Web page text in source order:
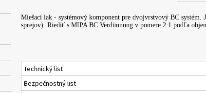
Miešací lak - systémový komponent pre dvojvrstvový BC
sprejov). Riediť s MIPA BC Verdünnung v pomere 2:1 podľa
Technický list
Bezpečnostný list